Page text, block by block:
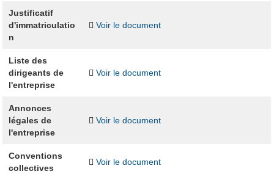
Justificatif
d'immatriculatio
n
Voir le document
Liste des
dirigeants de
l'entreprise
Voir le document
Annonces
légales de
l'entreprise
Voir le document
Conventions
collectives
Voir le document